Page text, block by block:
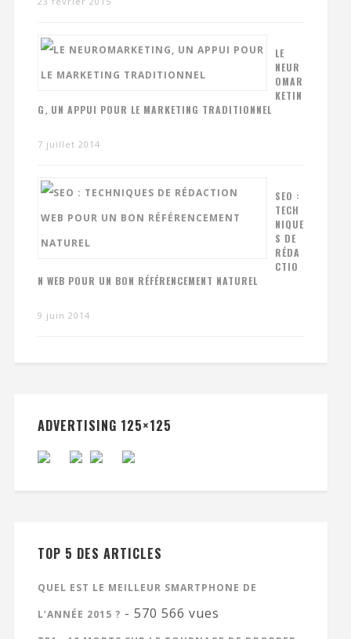
LE
NEUR
OMAR
KETIN
G, UN APPUI POUR LE MARKETING TRADITIONNEL
7 juillet 2014
SEO :
TECH
NIQUE
S DE
RÉDA
CTIO
N WEB POUR UN BON RÉFÉRENCEMENT NATUREL
9 juin 2014
ADVERTISING 125×125
TOP 5 DES ARTICLES
QUEL EST LE MEILLEUR SMARTPHONE DE
L’ANNÉE 2015 ? - 570 566 vues